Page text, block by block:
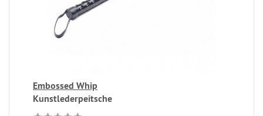
Embossed Whip
Kunstlederpeitsche